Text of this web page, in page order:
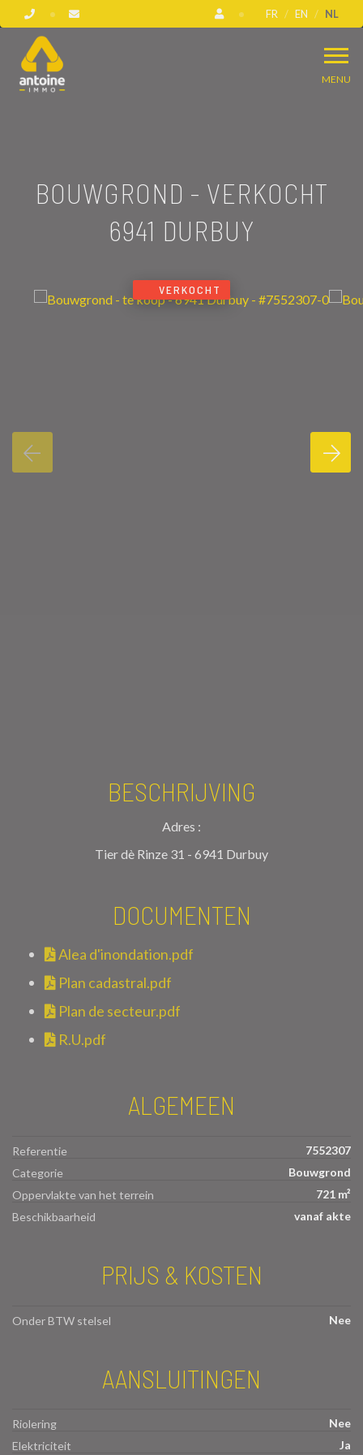
FR EN NL
MENU
BOUWGROND - VERKOCHT
6941 DURBUY
VERKOCHT
BESCHRIJVING
Adres :
Tier dè Rinze 31 - 6941 Durbuy
DOCUMENTEN
Alea d'inondation.pdf
Plan cadastral.pdf
Plan de secteur.pdf
R.U.pdf
ALGEMEEN
Referentie
7552307
Categorie
Bouwgrond
Oppervlakte van het terrein
721 m²
Beschikbaarheid
vanaf akte
PRIJS & KOSTEN
Onder BTW stelsel Nee
AANSLUITINGEN
Riolering
Nee
Elektriciteit
Ja